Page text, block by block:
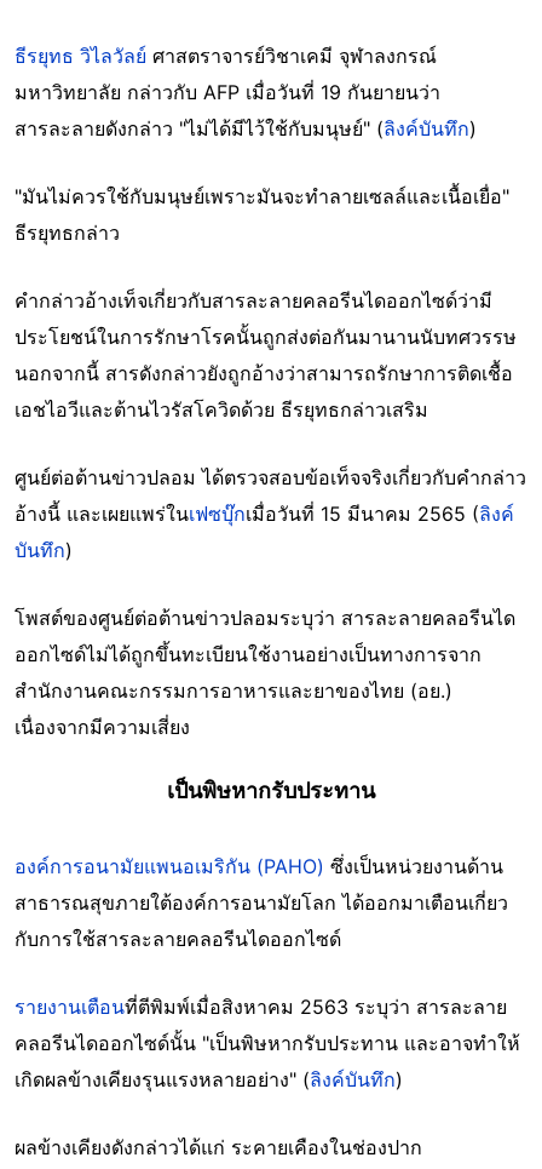
ธีรยุทธ วิไลวัลย์ ศาสตราจารย์วิชาเคมี จุฬาลงกรณ์
มหาวิทยาลัย กล่าวกับ AFP เมื่อวันที่ 19 กันยายนว่า
สารละลายดังกล่าว "ไม่ได้มีไว้ใช้กับมนุษย์" (ลิงค์บันทึก)
"มันไม่ควรใช้กับมนุษย์เพราะมันจะทำลายเซลล์และเนื้อเยื่อ"
ธีรยุทธกล่าว
คำกล่าวอ้างเท็จเกี่ยวกับสารละลายคลอรีนไดออกไซด์ว่ามี
ประโยชน์ในการรักษาโรคนั้นถูกส่งต่อกันมานานนับทศวรรษ
นอกจากนี้ สารดังกล่าวยังถูกอ้างว่าสามารถรักษาการติดเชื้อ
เอชไอวีและต้านไวรัสโควิดด้วย ธีรยุทธกล่าวเสริม
ศูนย์ต่อต้านข่าวปลอม ได้ตรวจสอบข้อเท็จจริงเกี่ยวกับคำกล่าว
อ้างนี้ และเผยแพร่ในเฟซบุ๊กเมื่อวันที่ 15 มีนาคม 2565 (ลิงค์
บันทึก)
โพสต์ของศูนย์ต่อต้านข่าวปลอมระบุว่า สารละลายคลอรีนได
ออกไซด์ไม่ได้ถูกขึ้นทะเบียนใช้งานอย่างเป็นทางการจาก
สำนักงานคณะกรรมการอาหารและยาของไทย (อย.)
เนื่องจากมีความเสี่ยง
เป็นพิษหากรับประทาน
องค์การอนามัยแพนอเมริกัน (PAHO) ซึ่งเป็นหน่วยงานด้าน
สาธารณสุขภายใต้องค์การอนามัยโลก ได้ออกมาเตือนเกี่ยว
กับการใช้สารละลายคลอรีนไดออกไซด์
รายงานเตือนที่ตีพิมพ์เมื่อสิงหาคม 2563 ระบุว่า สารละลาย
คลอรีนไดออกไซด์นั้น "เป็นพิษหากรับประทาน และอาจทำให้
เกิดผลข้างเคียงรุนแรงหลายอย่าง" (ลิงค์บันทึก)
ผลข้างเคียงดังกล่าวได้แก่ ระคายเคืองในช่องปาก